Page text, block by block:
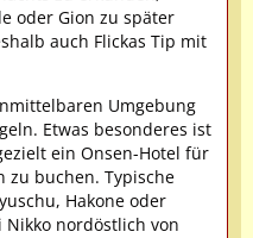
oder Gion zu später
auch Flickas Tip mit
Umgebung
Etwas besonderes ist
ein Onsen-Hotel für
zu buchen. Typische
Hakone oder
Nikko nordöstlich von